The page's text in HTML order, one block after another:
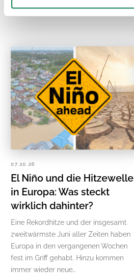
07.20.26
El Niño und die Hitzewelle
in Europa: Was steckt
wirklich dahinter?
Eine Rekordhitze und der insgesamt
zweitwärmste Juni aller Zeiten haben
Europa in den vergangenen Wochen
fest im Griff gehabt. Hinzu kommen
immer wieder neue…